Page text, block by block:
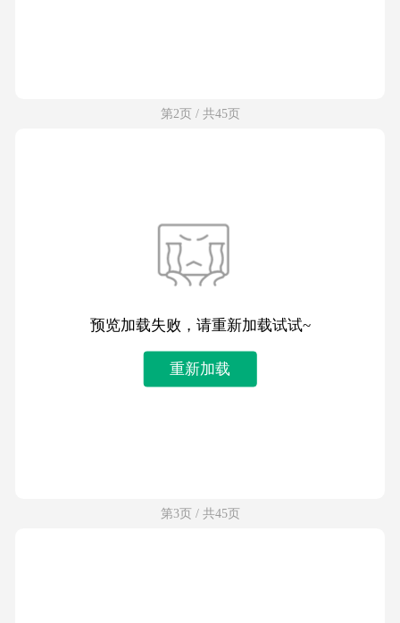
第2页 / 共45页
预览加载失败，请重新加载试试~
重新加载
第3页 / 共45页